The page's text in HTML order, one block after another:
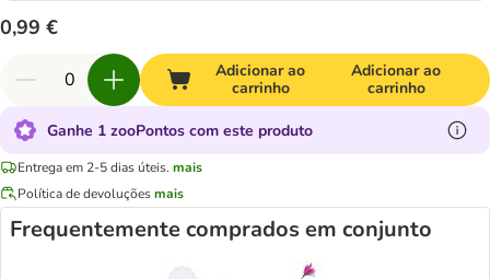
0,99 €
Adicionar ao
carrinho
Adicionar ao
carrinho
Ganhe 1 zooPontos com este produto
Entrega em 2-5 dias úteis. mais
Política de devoluçõesmais
Frequentemente comprados em conjunto